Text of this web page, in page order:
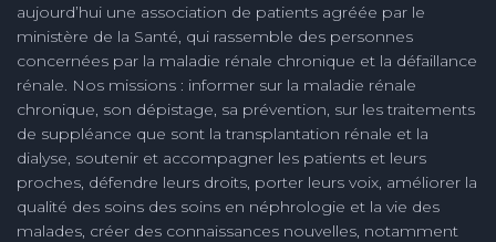
aujourd’hui une association de patients agréée par le
ministère de la Santé, qui rassemble des personnes
concernées par la maladie rénale chronique et la défaillance
rénale. Nos missions : informer sur la maladie rénale
chronique, son dépistage, sa prévention, sur les traitements
de suppléance que sont la transplantation rénale et la
dialyse, soutenir et accompagner les patients et leurs
proches, défendre leurs droits, porter leurs voix, améliorer la
qualité des soins des soins en néphrologie et la vie des
malades, créer des connaissances nouvelles, notamment